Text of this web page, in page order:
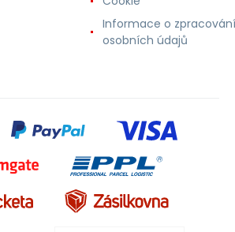
Informace o zpracování
osobních údajů